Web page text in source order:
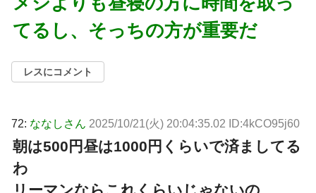
てるし、そっちの方が重要だ
レスにコメント
72: ななしさん 2025/10/21(火) 20:04:35.02 ID:4kCO95j60
朝は500円昼は1000円くらいで済ましてる
わ
リーマンならこれくらいじゃないの